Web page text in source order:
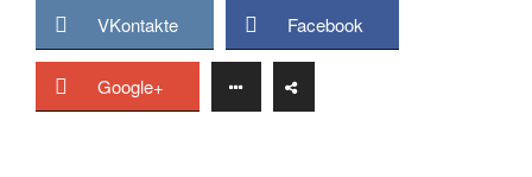
VKontakte Facebook
Google+